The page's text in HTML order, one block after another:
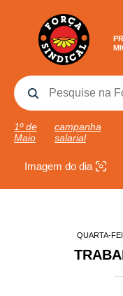
1º de
Maio
campanha
salarial
Imagem do dia
QUARTA-